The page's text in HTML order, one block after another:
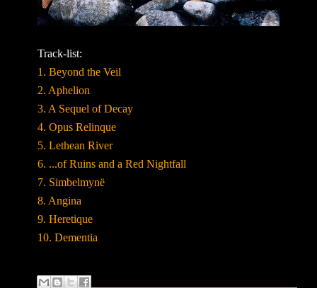
Track-list:
1. Beyond the Veil
2. Aphelion
3. A Sequel of Decay
4. Opus Relinque
5. Lethean River
6. ...of Ruins and a Red Nightfall
7. Simbelmynë
8. Angina
9. Heretique
10. Dementia